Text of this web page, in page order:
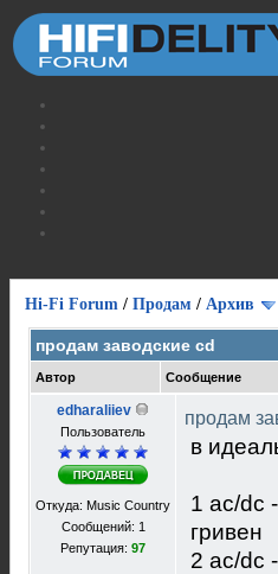
Hi-Fi Forum / Продам / Архив
продам заводские cd
Автор Сообщение
edharaliiev
Пользователь
Откуда: Music Country
Сообщений: 1
Репутация: 97
продам
в
1 ac/dc
гривен
2 ac/dc